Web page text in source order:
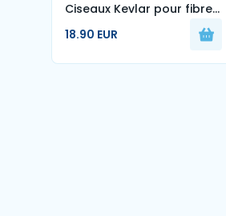
Ciseaux Kevlar pour fibre
optique
18.90 EUR